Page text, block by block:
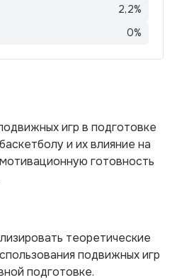
2,2%
0%
игр в подготовке
и их влияние на
готовность
теоретические
подвижных игр
подготовке.